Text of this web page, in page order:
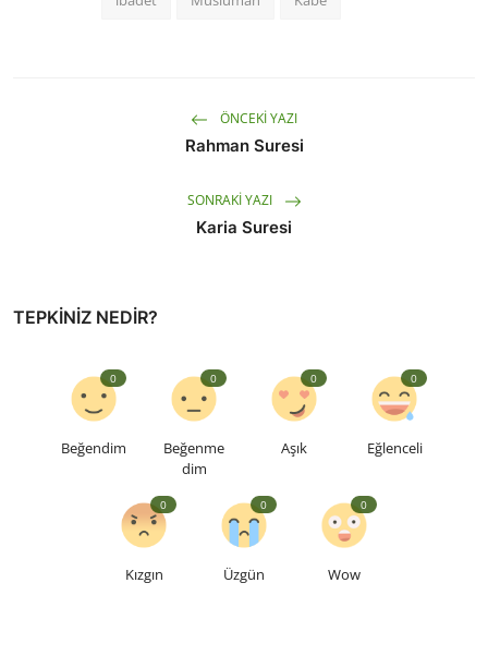
ÖNCEKI YAZI
Rahman Suresi
SONRAKI YAZI
Karia Suresi
TEPKINIZ NEDIR?
Beğendim
0
Beğenme
dim
0
Aşık
0
Eğlenceli
0
Kızgın
0
Üzgün
0
Wow
0